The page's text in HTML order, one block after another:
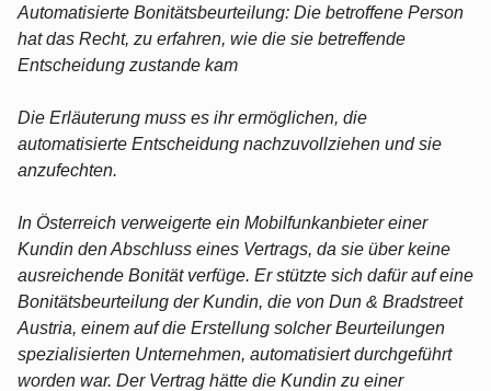
Automatisierte Bonitätsbeurteilung: Die betroffene Person
hat das Recht, zu erfahren, wie die sie betreffende
Entscheidung zustande kam
Die Erläuterung muss es ihr ermöglichen, die
automatisierte Entscheidung nachzuvollziehen und sie
anzufechten.
In Österreich verweigerte ein Mobilfunkanbieter einer
Kundin den Abschluss eines Vertrags, da sie über keine
ausreichende Bonität verfüge. Er stützte sich dafür auf eine
Bonitätsbeurteilung der Kundin, die von Dun & Bradstreet
Austria, einem auf die Erstellung solcher Beurteilungen
spezialisierten Unternehmen, automatisiert durchgeführt
worden war. Der Vertrag hätte die Kundin zu einer